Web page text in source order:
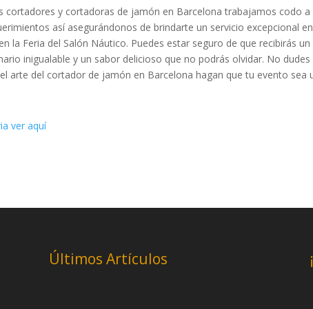
cortadores y cortadoras de jamón en Barcelona trabajamos codo a
así asegurándonos de brindarte un servicio excepcional en
la Feria del Salón Náutico. Puedes estar seguro de que recibirás un
inigualable y un sabor delicioso que no podrás olvidar. No dudes
arte del cortador de jamón en Barcelona hagan que tu evento sea
ver aquí
Últimos Artículos